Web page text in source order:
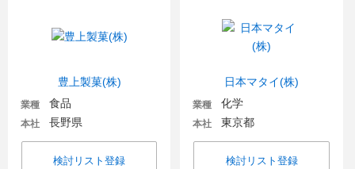
豊上製菓(株)
業種 食品
本社 長野県
検討リスト登録
日本マタイ(株)
業種 化学
本社 東京都
検討リスト登録